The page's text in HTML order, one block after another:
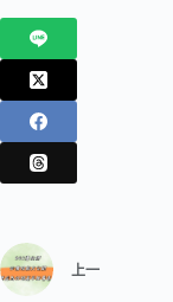
上一